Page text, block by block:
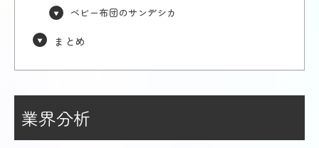
ベビー布団のサンデシカ
まとめ
業界分析